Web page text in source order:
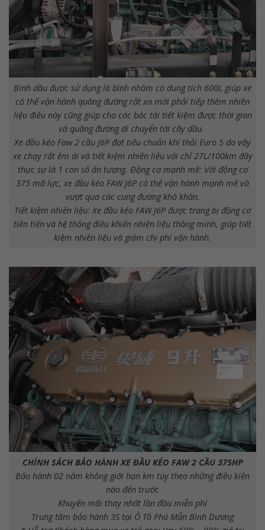
Bình dầu được sử dụng là bình nhôm có dung tích 600L giúp xe
có thể vận hành quãng đường rất xa mới phải tiếp thêm nhiên
liệu điều này cũng giúp cho các bác tài tiết kiệm được thời gian
và quãng đường di chuyển tới cây dầu.
Xe đầu kéo Faw 2 cầu J6P đạt tiêu chuẩn khí thải Euro 5 do vậy
xe chạy rất êm ái và tiết kiệm nhiên liệu với chỉ 27L/100km đây
thực sự là 1 con số ấn tượng. Động cơ mạnh mẽ: Với động cơ
375 mã lực, xe đầu kéo FAW J6P có thể vận hành mạnh mẽ và
vượt qua các cung đường khó khăn.
Tiết kiệm nhiên liệu: Xe đầu kéo FAW J6P được trang bị động cơ
tiên tiến và hệ thống điều khiển nhiên liệu thông minh, giúp tiết
kiệm nhiên liệu và giảm chi phí vận hành.
CHÍNH SÁCH BẢO HÀNH XE ĐẦU KÉO FAW 2 CẦU 375HP
Bảo hành 02 năm không giới hạn km tùy theo những điều kiện
nào đến trước
Khuyến mãi thay nhớt lần đầu miễn phí
Trung tâm bảo hành 3S tại Ô Tô Phú Mẫn Bình Dương